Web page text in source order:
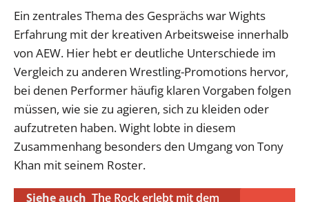
Ein zentrales Thema des Gesprächs war Wights
Erfahrung mit der kreativen Arbeitsweise innerhalb
von AEW. Hier hebt er deutliche Unterschiede im
Vergleich zu anderen Wrestling-Promotions hervor,
bei denen Performer häufig klaren Vorgaben folgen
müssen, wie sie zu agieren, sich zu kleiden oder
aufzutreten haben. Wight lobte in diesem
Zusammenhang besonders den Umgang von Tony
Khan mit seinem Roster.
Siehe auch The Rock erlebt mit dem